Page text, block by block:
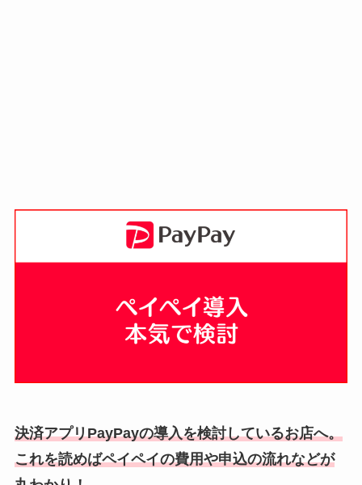
決済アプリPayPayの導入を検討しているお店へ。
これを読めばペイペイの費用や申込の流れなどが